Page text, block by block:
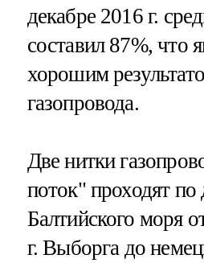
декабре 2016 г.
составил 87%, что
хорошим
газопровода.
Две нитки
поток" проходят по
Балтийского моря
г. Выборга до